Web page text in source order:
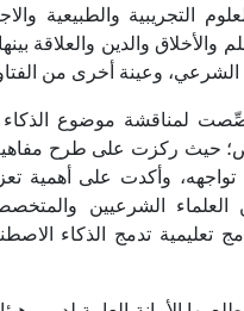
التجريبية والطبيعية
والأخلاق والدين
الشرعي، وعينة أخرى من
لمناقشة موضوع الذكاء
حيث ركزت على طرح مفاهيم
تواجهه، وأكدت على أهمية
الشرعيين
تعليمية تدمج الذكاء